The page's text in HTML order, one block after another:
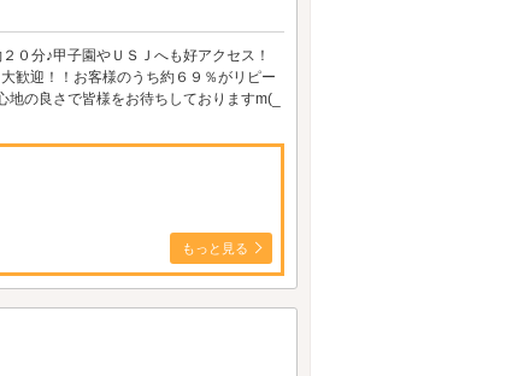
０分♪甲子園やＵＳＪへも好アクセス！
歓迎！！お客様のうち約６９％がリピー
の良さで皆様をお待ちしておりますm(_
もっと見る